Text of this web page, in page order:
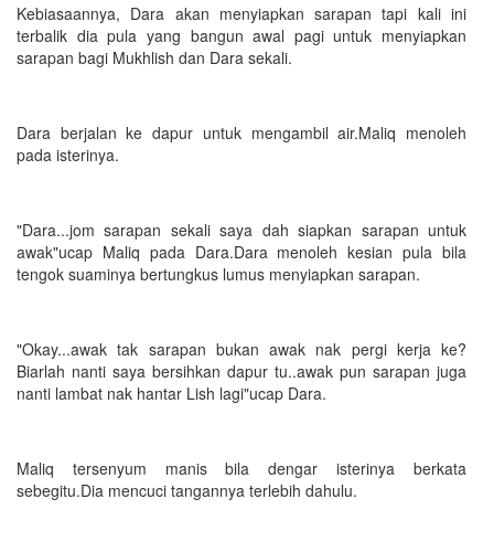
Kebiasaannya, Dara akan menyiapkan sarapan tapi kali ini
terbalik dia pula yang bangun awal pagi untuk menyiapkan
sarapan bagi Mukhlish dan Dara sekali.
Dara berjalan ke dapur untuk mengambil air.Maliq menoleh
pada isterinya.
"Dara...jom sarapan sekali saya dah siapkan sarapan untuk
awak"ucap Maliq pada Dara.Dara menoleh kesian pula bila
tengok suaminya bertungkus lumus menyiapkan sarapan.
"Okay...awak tak sarapan bukan awak nak pergi kerja ke?
Biarlah nanti saya bersihkan dapur tu..awak pun sarapan juga
nanti lambat nak hantar Lish lagi"ucap Dara.
Maliq tersenyum manis bila dengar isterinya berkata
sebegitu.Dia mencuci tangannya terlebih dahulu.